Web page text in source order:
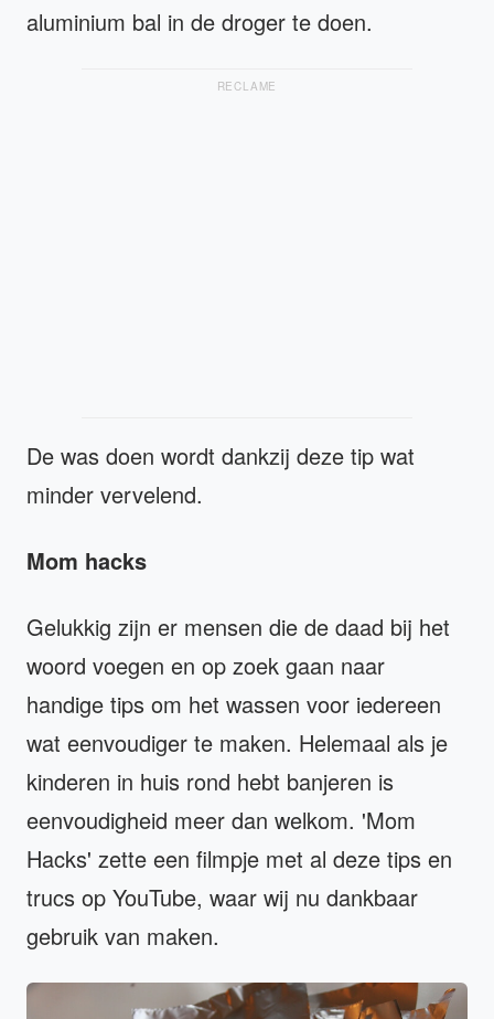
aluminium bal in de droger te doen.
RECLAME
De was doen wordt dankzij deze tip wat
minder vervelend.
Mom hacks
Gelukkig zijn er mensen die de daad bij het
woord voegen en op zoek gaan naar
handige tips om het wassen voor iedereen
wat eenvoudiger te maken. Helemaal als je
kinderen in huis rond hebt banjeren is
eenvoudigheid meer dan welkom. 'Mom
Hacks' zette een filmpje met al deze tips en
trucs op YouTube, waar wij nu dankbaar
gebruik van maken.